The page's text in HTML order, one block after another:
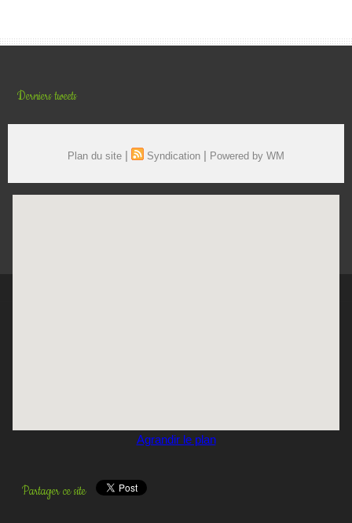
Derniers tweets
Plan du site | Syndication | Powered by WM
Agrandir le plan
Partager ce site